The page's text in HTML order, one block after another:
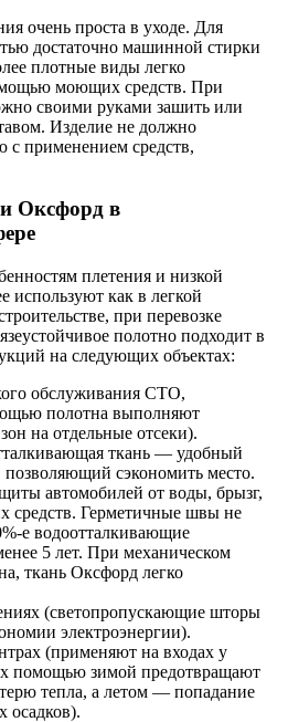
очень проста в уходе. Для
достаточно машинной стирки
плотные виды легко
моющих средств. При
своими руками зашить или
Изделие не должно
с применением средств,
Оксфорд в
плетения и низкой
используют как в легкой
при перевозке
полотно подходит в
на следующих объектах:
обслуживания СТО,
полотна выполняют
на отдельные отсеки).
ткань — удобный
позволяющий сэкономить место.
автомобилей от воды, брызг,
средств. Герметичные швы не
е водоотталкивающие
5 лет. При механическом
ткань Оксфорд легко
(светопропускающие шторы
электроэнергии).
(применяют на входах у
помощью зимой предотвращают
тепла, а летом — попадание
осадков).